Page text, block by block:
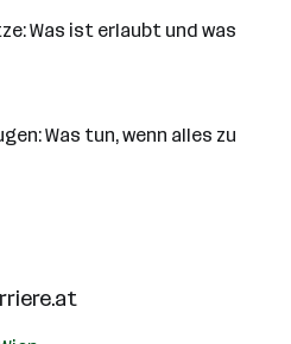
Was ist erlaubt und was
Was tun, wenn alles zu